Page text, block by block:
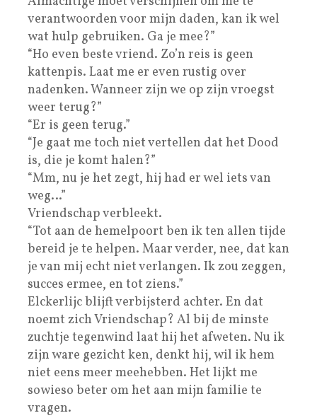
verantwoorden voor mijn daden, kan ik wel
wat hulp gebruiken. Ga je mee?”
“Ho even beste vriend. Zo’n reis is geen
kattenpis. Laat me er even rustig over
nadenken. Wanneer zijn we op zijn vroegst
weer terug?”
“Er is geen terug.”
“Je gaat me toch niet vertellen dat het Dood
is, die je komt halen?”
“Mm, nu je het zegt, hij had er wel iets van
weg…”
Vriendschap verbleekt.
“Tot aan de hemelpoort ben ik ten allen tijde
bereid je te helpen. Maar verder, nee, dat kan
je van mij echt niet verlangen. Ik zou zeggen,
succes ermee, en tot ziens.”
Elckerlijc blijft verbijsterd achter. En dat
noemt zich Vriendschap? Al bij de minste
zuchtje tegenwind laat hij het afweten. Nu ik
zijn ware gezicht ken, denkt hij, wil ik hem
niet eens meer meehebben. Het lijkt me
sowieso beter om het aan mijn familie te
vragen.